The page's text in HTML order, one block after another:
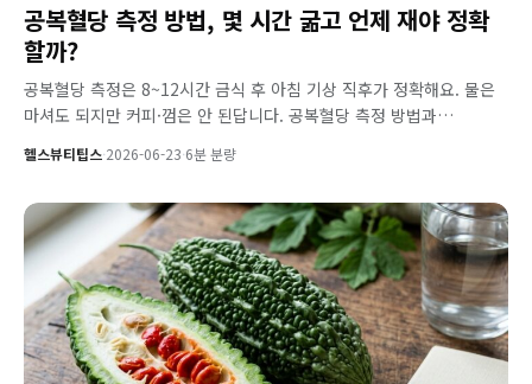
공복혈당 측정 방법, 몇 시간 굶고 언제 재야 정확
할까?
공복혈당 측정은 8~12시간 금식 후 아침 기상 직후가 정확해요. 물은
마셔도 되지만 커피·껌은 안 된답니다. 공복혈당 측정 방법과…
헬스뷰티팁스·2026-06-23·6분 분량